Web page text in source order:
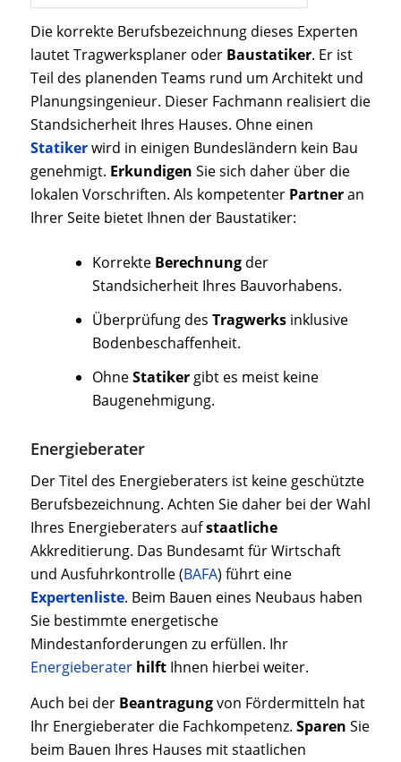
Die korrekte Berufsbezeichnung dieses Experten
lautet Tragwerksplaner oder Baustatiker. Er ist
Teil des planenden Teams rund um Architekt und
Planungsingenieur. Dieser Fachmann realisiert die
Standsicherheit Ihres Hauses. Ohne einen
Statikerwird in einigen Bundesländern kein Bau
genehmigt. Erkundigen Sie sich daher über die
lokalen Vorschriften. Als kompetenter Partneran
Ihrer Seite bietet Ihnen der Baustatiker:
Korrekte Berechnungder
Standsicherheit Ihres Bauvorhabens.
Überprüfung des Tragwerksinklusive
Bodenbeschaffenheit.
OhneStatikergibt es meist keine
Baugenehmigung.
Energieberater
Der Titel des Energieberaters ist keine geschützte
Berufsbezeichnung. Achten Sie daher bei der Wahl
Ihres Energieberaters aufstaatliche
Akkreditierung. Das Bundesamt für Wirtschaft
und Ausfuhrkontrolle (BAFA) führt eine
Expertenliste. Beim Bauen eines Neubaus haben
Sie bestimmte energetische
Mindestanforderungen zu erfüllen. Ihr
Energieberater hilftIhnen hierbei weiter.
Auch bei der Beantragungvon Fördermitteln hat
Ihr Energieberater die Fachkompetenz. Sparen Sie
beim Bauen Ihres Hauses mit staatlichen